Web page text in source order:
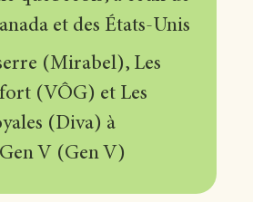
et des États-Unis
(Mirabel), Les
(VÔG) et Les
(Diva) à
V (Gen V)